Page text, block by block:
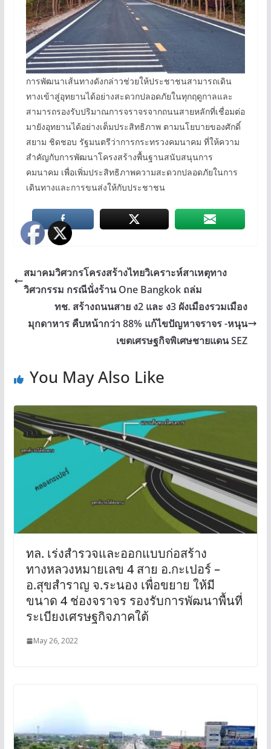
การพัฒนาเส้นทางดังกล่าวช่วยให้ประชาชนสามารถเดิน
ทางเข้าสู่อุทยานได้อย่างสะดวกปลอดภัยในทุกฤดูกาลและ
สามารถรองรับปริมาณการจราจรจากถนนสายหลักที่เชื่อมต่อ
มายังอุทยานได้อย่างเต็มประสิทธิภาพ ตามนโยบายของศักดิ์
สยาม ชิดชอบ รัฐมนตรีว่าการกระทรวงคมนาคม ที่ให้ความ
สำคัญกับการพัฒนาโครงสร้างพื้นฐานสนับสนุนการ
คมนาคม เพื่อเพิ่มประสิทธิภาพความสะดวกปลอดภัยในการ
เดินทางและการขนส่งให้กับประชาชน
สมาคมวิศวกรโครงสร้างไทยวิเคราะห์สาเหตุทาง
วิศวกรรม กรณีนั่งร้าน One Bangkok ถล่ม
ทช. สร้างถนนสาย ง2 และ ง3 ผังเมืองรวมเมือง
มุกดาหาร คืบหน้ากว่า 88% แก้ไขปัญหาจราจร -หนุน
เขตเศรษฐกิจพิเศษชายแดน SEZ
You May Also Like
ทล. เร่งสำรวจและออกแบบก่อสร้าง
ทางหลวงหมายเลข 4 สาย อ.กะเปอร์ –
อ.สุขสำราญ จ.ระนอง เพื่อขยาย ให้มี
ขนาด 4 ช่องจราจร รองรับการพัฒนาพื้นที่
ระเบียงเศรษฐกิจภาคใต้
May 26, 2022